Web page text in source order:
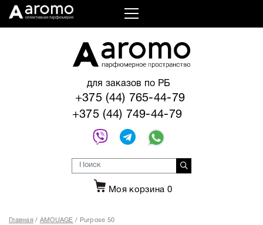
для заказов по РБ
+375 (44) 765-44-79
+375 (44) 749-44-79
Моя корзина 0
Главная AMOUAGE Purpose 50